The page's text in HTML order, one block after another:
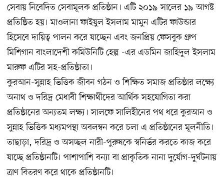
সেবায় নিবেদিত সেবামূলক প্রতিষ্ঠান। এটি ২০১৯ সালের ১৯ আগষ্ট
প্রতিষ্ঠিত হয়। মাওলানা ফাইযুল ইসলাম মামুন এটির ফাউন্ডার
হিসেবে দায়িত্ব পালন করে যাচ্ছেন এবং জনপ্রিয় ফেসবুক গ্রুপ
মিশিগান বাংলাদেশী কমিউনিটি হেল্প -এর এডমিন জাহিদুল ইসলাম
মারুফ এটির সহ-প্রতিষ্ঠাতা।
কুরআন-সুন্নাহ ভিত্তিক জীবন গঠন ও শিক্ষিত সমাজ প্রতিষ্ঠার লক্ষ্যে
অনাথ ও দরিদ্র মেধাবী শিক্ষার্থীদের আর্থিক সহযোগিতা করা
প্রতিষ্ঠানের অন্যতম লক্ষ্য। সালফে সালিহীনের পথ ধরে কুরআন ও
সুন্নাহ ভিত্তিক মধ্যমপন্থা অবলম্বন করে চলা এ প্রতিষ্ঠানের মূলনীতি।
তাছাড়া, দরিদ্র ও অসচ্ছল নারী-পুরুষকে স্বনির্ভর করতে কাজ করে
যাচ্ছে প্রতিষ্ঠানটি। পাশাপাশি বন্যা বা প্রাকৃতিক নানা দুর্যোগ-দুর্ঘটনায়
ত্রাণ বিতরণ করে থাকে প্রতিষ্ঠানটি।